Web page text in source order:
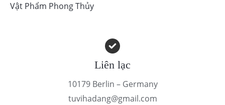
Vật Phẩm Phong Thủy
Liên lạc
10179 Berlin – Germany
tuvihadang@gmail.com